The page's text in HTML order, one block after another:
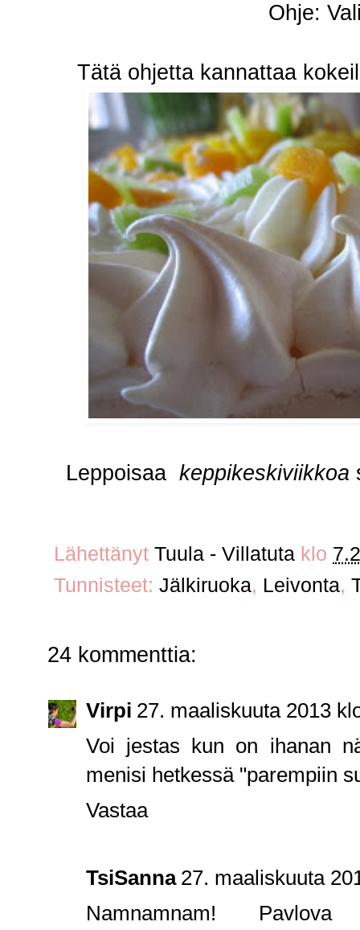
Ohje:
Tätä ohjetta kannattaa
Leppoisaa keppikeskiviikkoa
Lähettänyt Tuula - Villatuta klo
Tunnisteet: Jälkiruoka, Leivonta,
24 kommenttia:
Virpi 27. maaliskuuta 2013
Voi jestas kun on ihanan
menisi hetkessä "parempiin
Vastaa
TsiSanna 27. maaliskuuta
Namnamnam!